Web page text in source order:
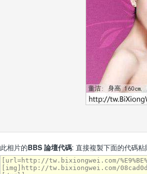
此相片的BBS 論壇代碼: 直接複製下面的代碼粘